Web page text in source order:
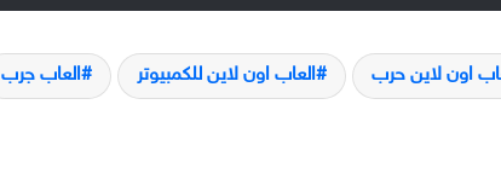
اون لاين حرب العاب اون لاين للكمبيوتر العاب جرب